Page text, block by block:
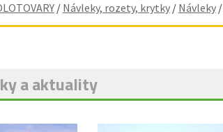
/ Návleky, rozety, krytky/ Návleky/
a aktuality